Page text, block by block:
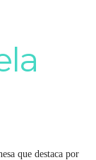
que destaca por